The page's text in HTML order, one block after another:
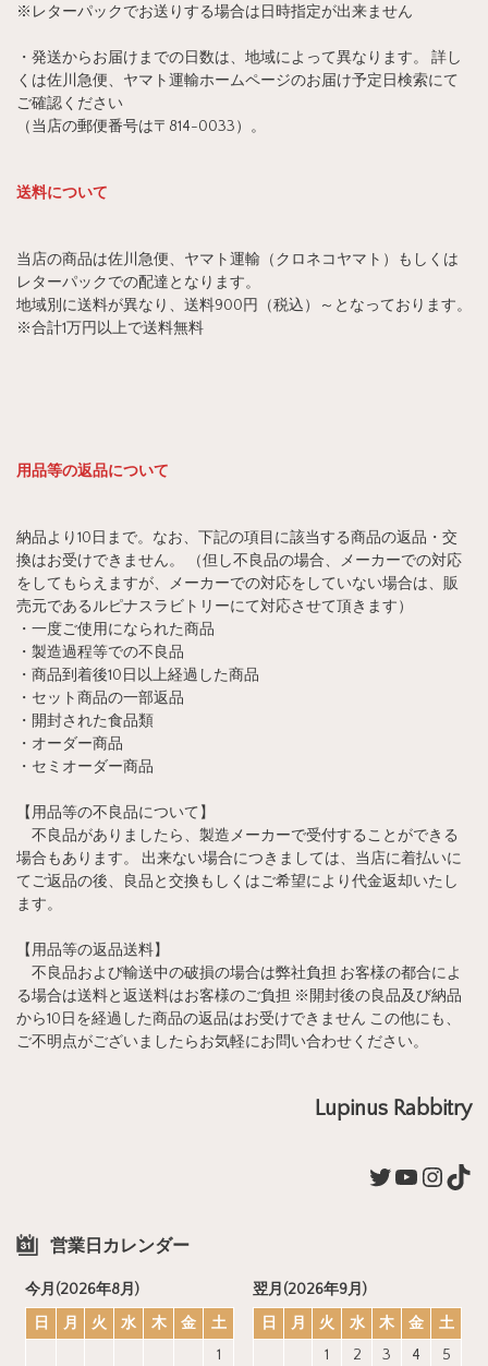
※レターパックでお送りする場合は日時指定が出来ません
・発送からお届けまでの日数は、地域によって異なります。 詳し
くは佐川急便、ヤマト運輸ホームページのお届け予定日検索にて
ご確認ください
（当店の郵便番号は〒814-0033）。
送料について
当店の商品は佐川急便、ヤマト運輸（クロネコヤマト）もしくは
レターパックでの配達となります。
地域別に送料が異なり、送料900円（税込）～となっております。
※合計1万円以上で送料無料
用品等の返品について
納品より10日まで。なお、下記の項目に該当する商品の返品・交
換はお受けできません。 （但し不良品の場合、メーカーでの対応
をしてもらえますが、メーカーでの対応をしていない場合は、販
売元であるルピナスラビトリーにて対応させて頂きます）
・一度ご使用になられた商品
・製造過程等での不良品
・商品到着後10日以上経過した商品
・セット商品の一部返品
・開封された食品類
・オーダー商品
・セミオーダー商品
【用品等の不良品について】
不良品がありましたら、製造メーカーで受付することができる
場合もあります。 出来ない場合につきましては、当店に着払いに
てご返品の後、良品と交換もしくはご希望により代金返却いたし
ます。
【用品等の返品送料】
不良品および輸送中の破損の場合は弊社負担 お客様の都合によ
る場合は送料と返送料はお客様のご負担 ※開封後の良品及び納品
から10日を経過した商品の返品はお受けできません この他にも、
ご不明点がございましたらお気軽にお問い合わせください。
Lupinus Rabbitry
営業日カレンダー
今月(2026年8月)
日
月 火 水 木 金
土
1
翌月(2026年9月)
日
月 火 水 木 金
土
1
2 3 4 5